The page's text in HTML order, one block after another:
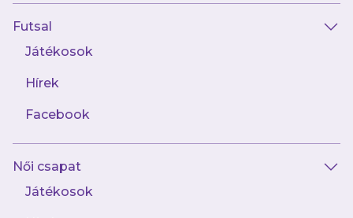
Futsal
Játékosok
Hírek
Facebook
Női csapat
Játékosok
bocsátott adatait (teljes név, születési idő,
e-mail cím), valamint a Játékos által
benyújtott kérdőív tartalmát az adott
Játékkal összefüggésben kezelje, és
továbbiakban:
valamennyi feltételt elfogadja (a
továbbiakban együtt: